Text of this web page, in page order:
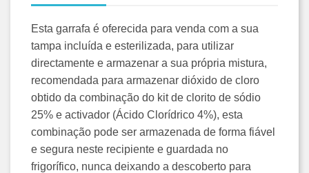
Esta garrafa é oferecida para venda com a sua
tampa incluída e esterilizada, para utilizar
directamente e armazenar a sua própria mistura,
recomendada para armazenar dióxido de cloro
obtido da combinação do kit de clorito de sódio
25% e activador (Ácido Clorídrico 4%), esta
combinação pode ser armazenada de forma fiável
e segura neste recipiente e guardada no
frigorífico, nunca deixando a descoberto para